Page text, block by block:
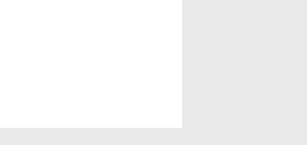
(2026) – La même en